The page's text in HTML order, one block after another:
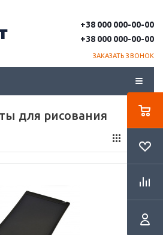
+38 000 000-00-00
+38 000 000-00-00
ЗАКАЗАТЬ ЗВОНОК
для рисования